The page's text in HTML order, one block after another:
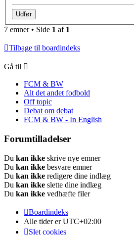
7 emner • Side 1 af 1
Tilbage til boardindeks
Gå til
FCM & BW
Alt det andet fodbold
Off topic
Debat om debat
FCM & BW - In English
Forumtilladelser
Du kan ikke skrive nye emner
Du kan ikke besvare emner
Du kan ikke redigere dine indlæg
Du kan ikke slette dine indlæg
Du kan ikke vedhæfte filer
Boardindeks
Alle tider erUTC+02:00
Slet cookies